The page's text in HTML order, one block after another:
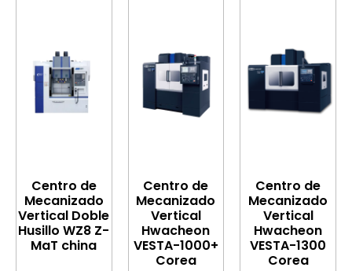
Centro de
Mecanizado
Vertical Doble
Husillo WZ8 Z-
MaT china
Centro de
Mecanizado
Vertical
Hwacheon
VESTA-1000+
Corea
Centro de
Mecanizado
Vertical
Hwacheon
VESTA-1300
Corea